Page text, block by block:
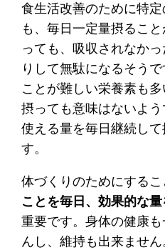
食生活改善のために特
も、毎日一定量摂るこ
っても、吸収されなか
りして無駄になるそう
ことが難しい栄養素も
摂っても意味はないよう
使える量を毎日継続し
す。
体づくりのためにする
ことを毎日、効果的な
重要です。身体の健康
んし、維持も出来ませ